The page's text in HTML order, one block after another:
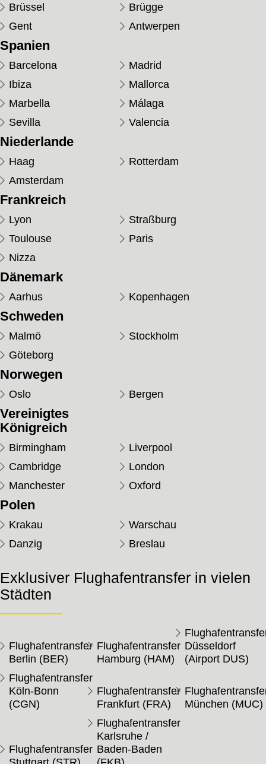
Brüssel
Brügge
Gent
Antwerpen
Spanien
Barcelona
Madrid
Ibiza
Mallorca
Marbella
Málaga
Sevilla
Valencia
Niederlande
Haag
Rotterdam
Amsterdam
Frankreich
Lyon
Straßburg
Toulouse
Paris
Nizza
Dänemark
Aarhus Kopenhagen
Schweden
Malmö
Stockholm
Göteborg
Norwegen
Oslo Bergen
Vereinigtes
Königreich
Birmingham
Liverpool
Cambridge
London
Manchester
Oxford
Polen
Krakau
Warschau
Danzig
Breslau
Exklusiver Flughafentransfer in vielen
Städten
Flughafentransfer
Berlin (BER)
Flughafentransfer
Hamburg (HAM)
Düsseldorf
(Airport DUS)
Flughafentransfer
Köln-Bonn
(CGN)
Flughafentransfer
Frankfurt (FRA)
München (MUC)
Flughafentransfer
Flughafentransfer
Karlsruhe /
Baden-Baden